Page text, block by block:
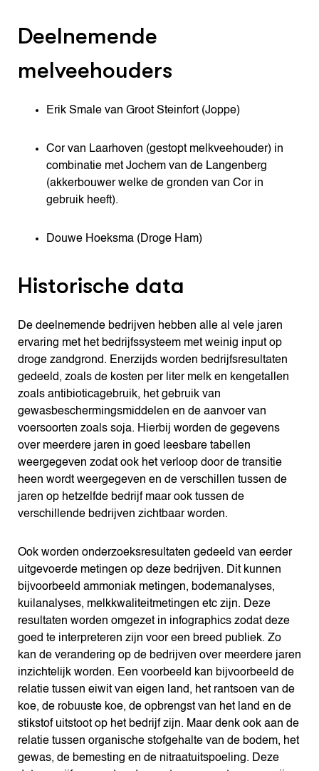
Deelnemende
melveehouders
Erik Smale van Groot Steinfort (Joppe)
Cor van Laarhoven (gestopt melkveehouder) in
combinatie met Jochem van de Langenberg
(akkerbouwer welke de gronden van Cor in
gebruik heeft).
Douwe Hoeksma (Droge Ham)
Historische data
De deelnemende bedrijven hebben alle al vele jaren
ervaring met het bedrijfssysteem met weinig input op
droge zandgrond. Enerzijds worden bedrijfsresultaten
gedeeld, zoals de kosten per liter melk en kengetallen
zoals antibioticagebruik, het gebruik van
gewasbeschermingsmiddelen en de aanvoer van
voersoorten zoals soja. Hierbij worden de gegevens
over meerdere jaren in goed leesbare tabellen
weergegeven zodat ook het verloop door de transitie
heen wordt weergegeven en de verschillen tussen de
jaren op hetzelfde bedrijf maar ook tussen de
verschillende bedrijven zichtbaar worden.
Ook worden onderzoeksresultaten gedeeld van eerder
uitgevoerde metingen op deze bedrijven. Dit kunnen
bijvoorbeeld ammoniak metingen, bodemanalyses,
kuilanalyses, melkkwaliteitmetingen etc zijn. Deze
resultaten worden omgezet in infographics zodat deze
goed te interpreteren zijn voor een breed publiek. Zo
kan de verandering op de bedrijven over meerdere jaren
inzichtelijk worden. Een voorbeeld kan bijvoorbeeld de
relatie tussen eiwit van eigen land, het rantsoen van de
koe, de robuuste koe, de opbrengst van het land en de
stikstof uitstoot op het bedrijf zijn. Maar denk ook aan de
relatie tussen organische stofgehalte van de bodem, het
gewas, de bemesting en de nitraatuitspoeling. Deze